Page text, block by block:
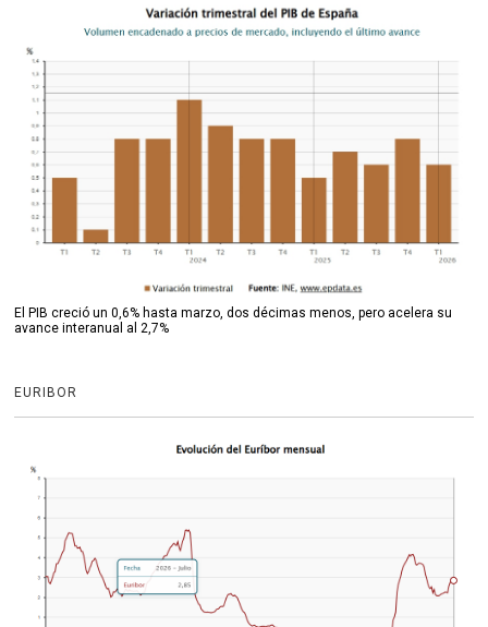
El PIB creció un 0,6% hasta marzo, dos décimas menos, pero acelera su
avance interanual al 2,7%
EURIBOR